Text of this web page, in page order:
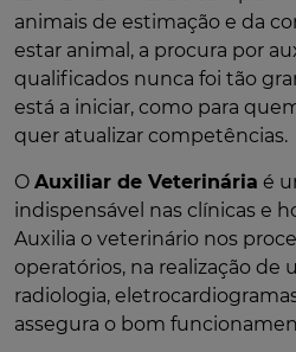
animais de estimação e da
estar animal, a procura por
qualificados nunca foi tão
está a iniciar, como para
quer atualizar competências.
O Auxiliar de Veterinária é
indispensável nas clínicas e
Auxilia o veterinário nos
operatórios, na realização de
radiologia,
assegura o bom